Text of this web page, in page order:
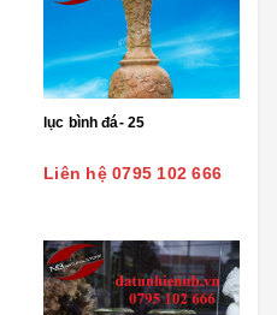
lục bình đá- 25
Liên hệ 0795 102 666